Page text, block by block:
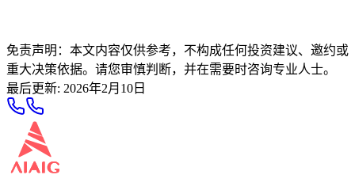
免责声明：本文内容仅供参考，不构成任何投资建议、邀约或
重大决策依据。请您审慎判断，并在需要时咨询专业人士。
最后更新: 2026年2月10日